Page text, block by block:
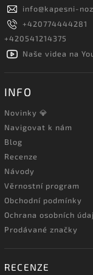
info@kapesni-
+420774444281
+420541214375
Naše videa na
INFO
Novinky 💎
Navigovat k nám
Blog
Recenze
Návody
Věrnostní program
Obchodní podmínky
Ochrana osobních
Prodávané značky
RECENZE